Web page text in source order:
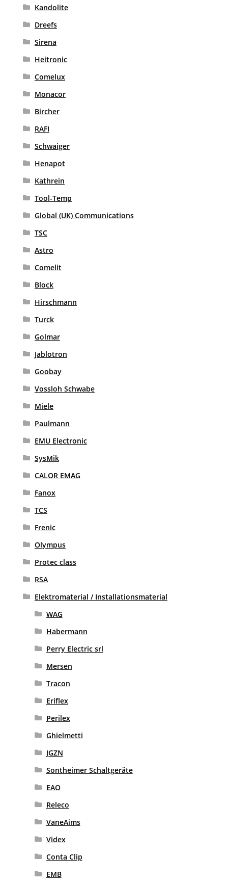
Kandolite
Dreefs
Sirena
Heitronic
Comelux
Monacor
Bircher
RAFI
Schwaiger
Henapot
Kathrein
Tool-Temp
Global (UK) Communications
TSC
Astro
Comelit
Block
Hirschmann
Turck
Golmar
Jablotron
Goobay
Vossloh Schwabe
Miele
Paulmann
EMU Electronic
SysMik
CALOR EMAG
Fanox
TCS
Frenic
Olympus
Protec class
RSA
Elektromaterial / Installationsmaterial
WAG
Habermann
Perry Electric srl
Mersen
Tracon
Eriflex
Perilex
Ghielmetti
JGZN
Sontheimer Schaltgeräte
EAO
Releco
VaneAims
Videx
Conta Clip
EMB